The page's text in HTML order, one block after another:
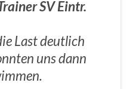
SV Eintr.
Last deutlich
uns dann